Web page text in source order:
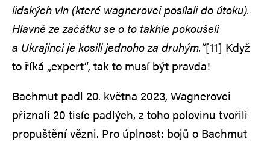
lidských vln (které wagnerovci posílali do útoku).
Hlavně ze začátku se o to takhle pokoušeli
a Ukrajinci je kosili jednoho za druhým.“[11] Když
to říká „expert“, tak to musí být pravda!
Bachmut padl 20. května 2023, Wagnerovci
přiznali 20 tisíc padlých, z toho polovinu tvořili
propuštění vězni. Pro úplnost: bojů o Bachmut